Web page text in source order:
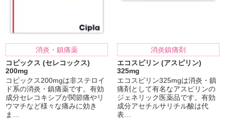
消炎・鎮痛薬
コビックス (セレコックス)
200mg
コビックス200mgは非ステロイ
ド系の消炎・鎮痛薬です。有効
成分セレコキシブが関節痛やリ
ウマチなど様々な痛みに効き
ま…
消炎鎮痛剤
エコスピリン (アスピリン)
325mg
エコスピリン325mgは消炎・鎮
痛剤として有名なアスピリンの
ジェネリック医薬品です。有効
成分アセチルサリチル酸は代
表…